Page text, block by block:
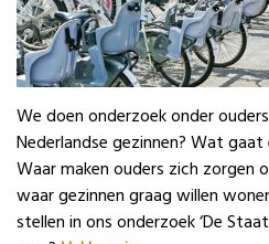
We doen onderzoek onder
Nederlandse gezinnen? Wat
Waar maken ouders zich zorgen
waar gezinnen graag willen
stellen in ons onderzoek ‘De